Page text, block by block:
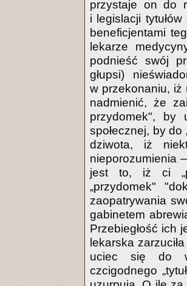
przystaje on do
i legislacji
beneficjentami
lekarze
podnieść swój
głupsi)
w przekonaniu, iż
nadmienić, że
przydomek", by
społecznej, by
dziwota, iż
nieporozumienia
jest to, iż ci
„przydomek"
zaopatrywania
gabinetem
Przebiegłość ich
lekarska
uciec się do
czcigodnego